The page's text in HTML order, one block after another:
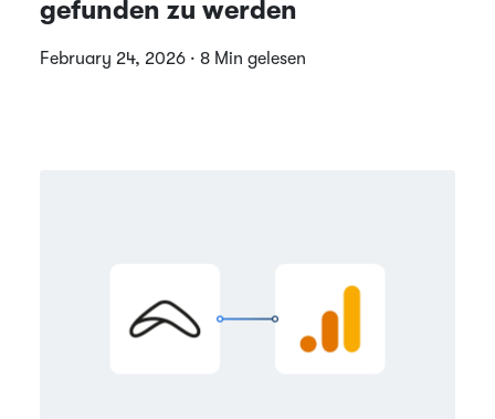
gefunden zu werden
February 24, 2026 · 8 Min gelesen